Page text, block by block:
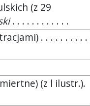
(z 29
. . . . . . . . . . . .
. . . . . . . . . .
(z l ilustr.).